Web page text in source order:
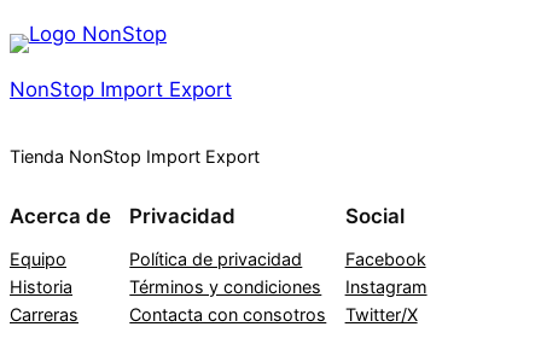
NonStop Import Export
Tienda NonStop Import Export
Acerca de
Equipo
Historia
Carreras
Privacidad
Política de privacidad
Términos y condiciones
Contacta con consotros
Social
Facebook
Instagram
Twitter/X